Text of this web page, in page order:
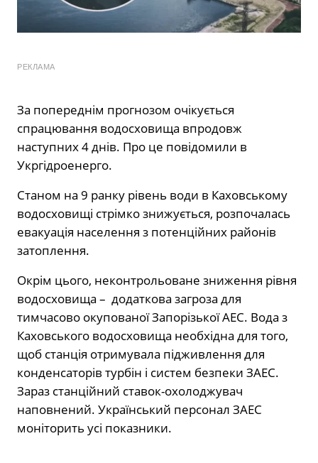
РЕКЛАМА
За попереднім прогнозом очікується
спрацювання водосховища впродовж
наступних 4 днів. Про це повідомили в
Укргідроенерго.
Станом на 9 ранку рівень води в Каховському
водосховищі стрімко знижується, розпочалась
евакуація населення з потенційних районів
затоплення.
Окрім цього, неконтрольоване зниження рівня
водосховища – додаткова загроза для
тимчасово окупованої Запорізької АЕС. Вода з
Каховського водосховища необхідна для того,
щоб станція отримувала підживлення для
конденсаторів турбін і систем безпеки ЗАЕС.
Зараз станційний ставок-охолоджувач
наповнений. Український персонал ЗАЕС
моніторить усі показники.